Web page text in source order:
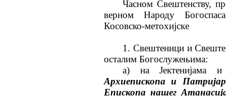
Часном Свештенству,
верном Народу
Косовско-метохијске
1. Свештеници и
осталим Богослужењима:
а) на Јектенијама
Архиепископа и
Епископа нашег